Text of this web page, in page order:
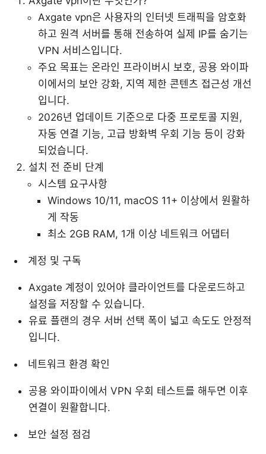
Axgate vpn은 사용자의 인터넷 트래픽을 암호화
하고 원격 서버를 통해 전송하여 실제 IP를 숨기는
VPN 서비스입니다.
주요 목표는 온라인 프라이버시 보호, 공용 와이파
이에서의 보안 강화, 지역 제한 콘텐츠 접근성 개선
입니다.
2026년 업데이트 기준으로 다중 프로토콜 지원,
자동 연결 기능, 고급 방화벽 우회 기능 등이 강화
되었습니다.
설치 전 준비 단계
시스템 요구사항
Windows 10/11, macOS 11+ 이상에서 원활하
게 작동
최소 2GB RAM, 1개 이상 네트워크 어댑터
계정 및 구독
Axgate 계정이 있어야 클라이언트를 다운로드하고
설정을 저장할 수 있습니다.
유료 플랜의 경우 서버 선택 폭이 넓고 속도도 안정적
입니다.
네트워크 환경 확인
공용 와이파이에서 VPN 우회 테스트를 해두면 이후
연결이 원활합니다.
보안 설정 점검